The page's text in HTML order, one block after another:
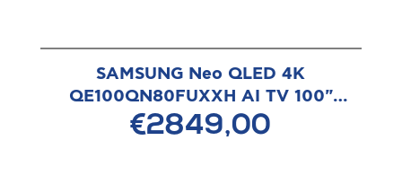
SAMSUNG Neo QLED 4K
QE100QN80FUXXH AI TV 100"
Τηλεόραση
€2849,00